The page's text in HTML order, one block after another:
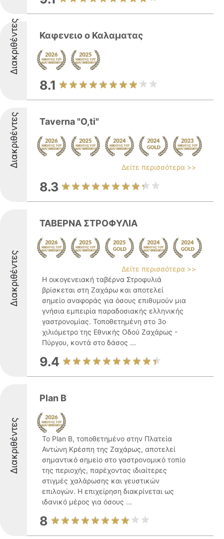
Διακριθέντες Καφενειο ο Καλαματας
8.1
Διακριθέντες Taverna "O,ti"
Δείτε περισσότερα >>
8.3
Διακριθέντες
ΤΑΒΕΡΝΑ ΣΤΡΟΦΥΛΙΑ
Δείτε περισσότερα >>
Η οικογενειακή ταβέρνα Στροφυλιά
βρίσκεται στη Ζαχάρω και αποτελεί
σημείο αναφοράς για όσους επιθυμούν μια
γνήσια εμπειρία παραδοσιακής ελληνικής
γαστρονομίας. Τοποθετημένη στο 3ο
χιλιόμετρο της Εθνικής Οδού Ζαχάρως -
Πύργου, κοντά στο δάσος ...
9.4
Διακριθέντες
Plan B
Το Plan B, τοποθετημένο στην Πλατεία
Αντώνη Κρέσπη της Ζαχάρως, αποτελεί
σημαντικό σημείο στο γαστρονομικό τοπίο
της περιοχής, παρέχοντας ιδιαίτερες
στιγμές χαλάρωσης και γευστικών
επιλογών. Η επιχείρηση διακρίνεται ως
ιδανικό μέρος για όσους ...
8